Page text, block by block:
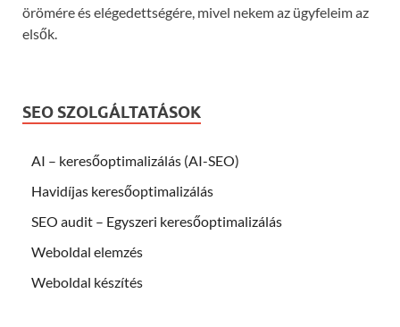
örömére és elégedettségére, mivel nekem az ügyfeleim az
elsők.
SEO SZOLGÁLTATÁSOK
AI – keresőoptimalizálás (AI-SEO)
Havidíjas keresőoptimalizálás
SEO audit – Egyszeri keresőoptimalizálás
Weboldal elemzés
Weboldal készítés